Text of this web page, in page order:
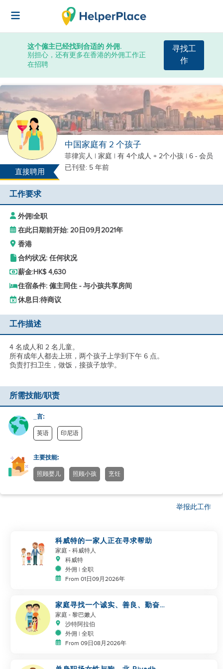
这个僱主已经找到合适的 外佣.
别担心，还有更多在香港的外佣工作正
在招聘
寻找工
作
直接聘用
中国家庭有 2 个孩子
菲律宾人 | 家庭 | 有 4个成人 + 2个小孩 | 6 - 会员
已刊登: 5 年前
工作要求
外佣|全职
在此日期前开始: 20日09月2021年
香港
合约状况: 任何状况
薪金:HK$ 4,630
住宿条件: 僱主同住 - 与小孩共享房间
休息日:待商议
工作描述
4 名成人和 2 名儿童。
所有成年人都去上班，两个孩子上学到下午 6 点。
负责打扫卫生，做饭，接孩子放学。
所需技能/职责
_言:
英语 印尼语
主要技能:
照顾婴儿 照顾小孩 烹饪
举报此工作
科威特的一家人正在寻求帮助
家庭 - 科威特人
科威特
外佣 | 全职
From 01日09月2026年
家庭寻找一个诚实、善良、勤奋的
工作者
家庭 - 黎巴嫩人
沙特阿拉伯
外佣 | 全职
From 09日08月2026年